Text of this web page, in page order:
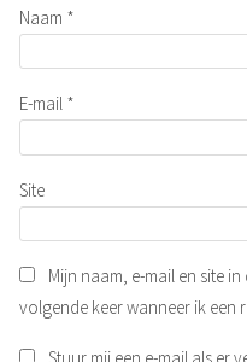
Naam *
E-mail *
Site
Mijn naam, e-mail en site
volgende keer wanneer ik een